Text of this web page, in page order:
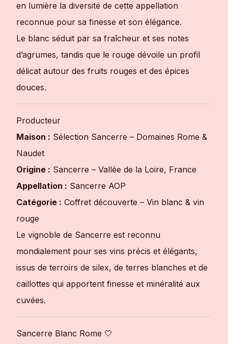
en lumière la diversité de cette appellation
reconnue pour sa finesse et son élégance.
Le blanc séduit par sa fraîcheur et ses notes
d’agrumes, tandis que le rouge dévoile un profil
délicat autour des fruits rouges et des épices
douces.
Producteur
Maison : Sélection Sancerre – Domaines Rome &
Naudet
Origine : Sancerre – Vallée de la Loire, France
Appellation : Sancerre AOP
Catégorie : Coffret découverte – Vin blanc & vin
rouge
Le vignoble de Sancerre est reconnu
mondialement pour ses vins précis et élégants,
issus de terroirs de silex, de terres blanches et de
caillottes qui apportent finesse et minéralité aux
cuvées.
Sancerre Blanc Rome 🤍